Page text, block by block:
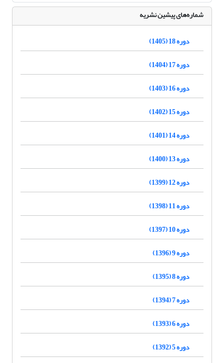
شماره‌های پیشین نشریه
دوره 18 (1405)
دوره 17 (1404)
دوره 16 (1403)
دوره 15 (1402)
دوره 14 (1401)
دوره 13 (1400)
دوره 12 (1399)
دوره 11 (1398)
دوره 10 (1397)
دوره 9 (1396)
دوره 8 (1395)
دوره 7 (1394)
دوره 6 (1393)
دوره 5 (1392)